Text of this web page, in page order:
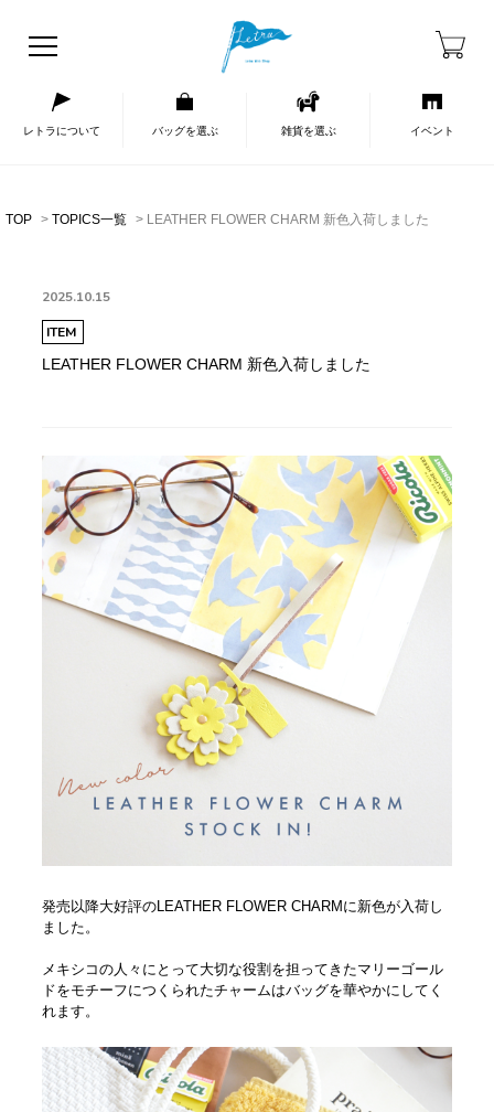
レトラについて バッグを選ぶ 雑貨を選ぶ イベント
TOP TOPICS一覧 LEATHER FLOWER CHARM 新色入荷しました
2025.10.15
ITEM
LEATHER FLOWER CHARM 新色入荷しました
発売以降大好評のLEATHER FLOWER CHARMに新色が入荷し
ました。
メキシコの人々にとって大切な役割を担ってきたマリーゴール
ドをモチーフにつくられたチャームはバッグを華やかにしてく
れます。